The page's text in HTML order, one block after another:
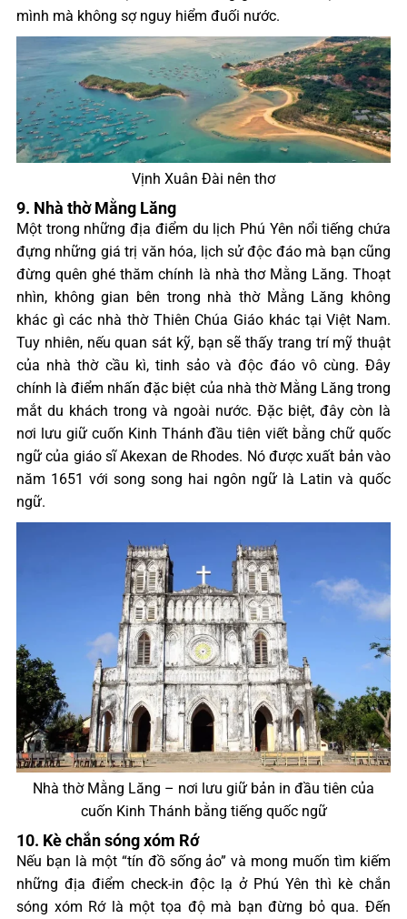
mình mà không sợ nguy hiểm đuối nước.
Vịnh Xuân Đài nên thơ
9. Nhà thờ Mằng Lăng
Một trong những địa điểm du lịch Phú Yên nổi tiếng chứa
đựng những giá trị văn hóa, lịch sử độc đáo mà bạn cũng
đừng quên ghé thăm chính là nhà thơ Mằng Lăng. Thoạt
nhìn, không gian bên trong nhà thờ Mằng Lăng không
khác gì các nhà thờ Thiên Chúa Giáo khác tại Việt Nam.
Tuy nhiên, nếu quan sát kỹ, bạn sẽ thấy trang trí mỹ thuật
của nhà thờ cầu kì, tinh sảo và độc đáo vô cùng. Đây
chính là điểm nhấn đặc biệt của nhà thờ Mằng Lăng trong
mắt du khách trong và ngoài nước. Đặc biệt, đây còn là
nơi lưu giữ cuốn Kinh Thánh đầu tiên viết bằng chữ quốc
ngữ của giáo sĩ Akexan de Rhodes. Nó được xuất bản vào
năm 1651 với song song hai ngôn ngữ là Latin và quốc
ngữ.
Nhà thờ Mằng Lăng – nơi lưu giữ bản in đầu tiên của
cuốn Kinh Thánh bằng tiếng quốc ngữ
10. Kè chắn sóng xóm Rớ
Nếu bạn là một “tín đồ sống ảo” và mong muốn tìm kiếm
những địa điểm check-in độc lạ ở Phú Yên thì kè chắn
sóng xóm Rớ là một tọa độ mà bạn đừng bỏ qua. Đến